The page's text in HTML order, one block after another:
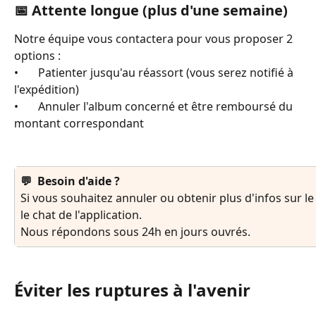
📅 Attente longue (plus d'une semaine)
Notre équipe vous contactera pour vous proposer 2
options :
•       Patienter jusqu'au réassort (vous serez notifié à
l'expédition)
•       Annuler l'album concerné et être remboursé du
montant correspondant
💬  Besoin d'aide ?
Si vous souhaitez annuler ou obtenir plus d'infos sur
le chat de l'application.
Nous répondons sous 24h en jours ouvrés.
Éviter les ruptures à l'avenir